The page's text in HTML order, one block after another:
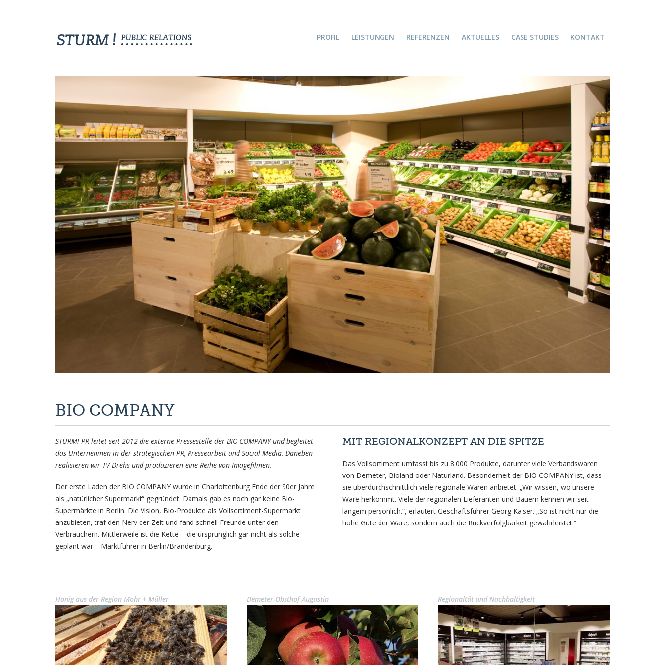
PROFIL LEISTUNGEN REFERENZEN AKTUELLES CASE STUDIES KONTAKT
BIO COMPANY
STURM! PR leitet seit 2012 die externe Pressestelle der BIO COMPANY und begleitet
das Unternehmen in der strategischen PR, Pressearbeit und Social Media. Daneben
realisieren wir TV-Drehs und produzieren eine Reihe von Imagefilmen.
Der erste Laden der BIO COMPANY wurde in Charlottenburg Ende der 90er Jahre
als „natürlicher Supermarkt“ gegründet. Damals gab es noch gar keine Bio-
Supermärkte in Berlin. Die Vision, Bio-Produkte als Vollsortiment-Supermarkt
anzubieten, traf den Nerv der Zeit und fand schnell Freunde unter den
Verbrauchern. Mittlerweile ist die Kette – die ursprünglich gar nicht als solche
geplant war – Marktführer in Berlin/Brandenburg.
MIT REGIONALKONZEPT AN DIE SPITZE
Das Vollsortiment umfasst bis zu 8.000 Produkte, darunter viele Verbandswaren
von Demeter, Bioland oder Naturland. Besonderheit der BIO COMPANY ist, dass
sie überdurchschnittlich viele regionale Waren anbietet. „Wir wissen, wo unsere
Ware herkommt. Viele der regionalen Lieferanten und Bauern kennen wir seit
langem persönlich.“, erläutert Geschäftsführer Georg Kaiser. „So ist nicht nur die
hohe Güte der Ware, sondern auch die Rückverfolgbarkeit gewährleistet.“
Honig aus der Region Mohr + Müller Demeter-Obsthof Augustin Regionaltät und Nachhaltigkeit